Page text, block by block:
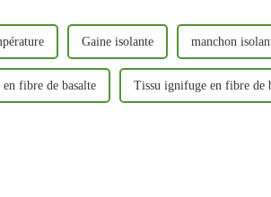
Gaine isolante manchon
fibre de basalte Tissu ignifuge en fibre de